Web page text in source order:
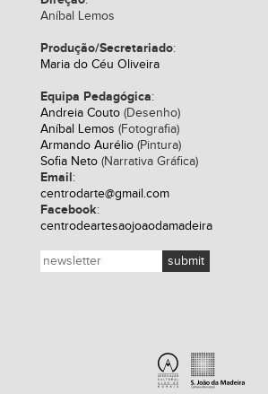
Aníbal Lemos
Produção/Secretariado:
Maria do Céu Oliveira
Equipa Pedagógica:
Andreia Couto (Desenho)
Aníbal Lemos (Fotografia)
Armando Aurélio (Pintura)
Sofia Neto (Narrativa Gráfica)
Email:
centrodarte@gmail.com
Facebook:
centrodeartesaojoaodamadeira